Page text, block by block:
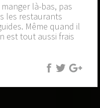
là-bas, pas
les restaurants
Même quand il
est tout aussi frais